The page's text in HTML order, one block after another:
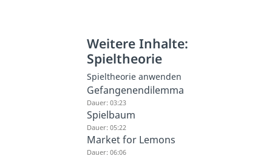
Weitere Inhalte:
Spieltheorie
Spieltheorie anwenden
Gefangenendilemma
Dauer: 03:23
Spielbaum
Dauer: 05:22
Market for Lemons
Dauer: 06:06